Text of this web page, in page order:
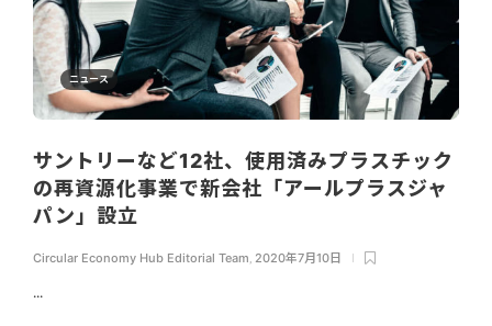
ニュース
サントリーなど12社、使用済みプラスチック
の再資源化事業で新会社「アールプラスジャ
パン」設立
Circular Economy Hub Editorial Team, 2020年7月10日
...